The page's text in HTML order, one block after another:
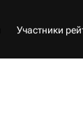
Участники